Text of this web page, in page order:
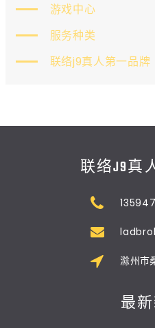
游戏中心
服务种类
联络j9真人第一品牌
联络J9真
滁州市
最